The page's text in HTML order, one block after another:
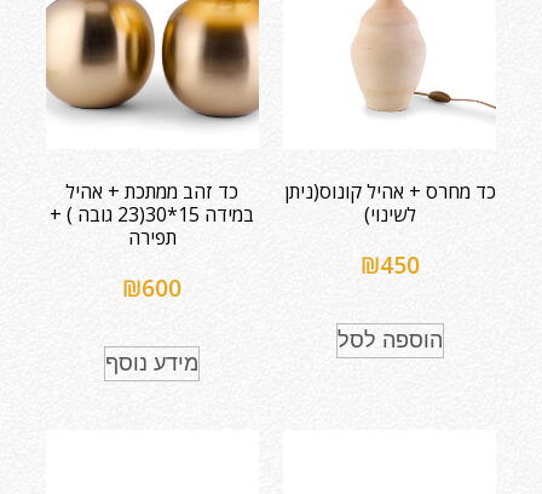
כד מחרס + אהיל קונוס(ניתן
לשינוי)
₪450
הוספה לסל
כד זהב ממתכת + אהיל
במידה 15*30(23 גובה ) +
תפירה
₪600
מידע נוסף